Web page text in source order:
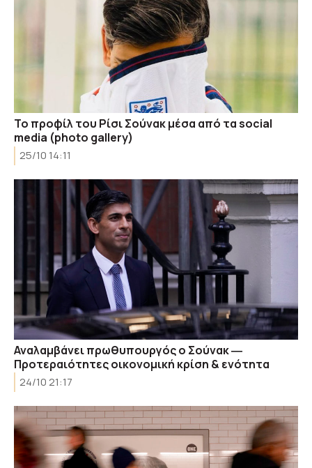
Το προφίλ του Ρίσι Σούνακ μέσα από τα social
media (photo gallery)
25/10 14:11
Αναλαμβάνει πρωθυπουργός o Σούνακ ―
Προτεραιότητες οικονομική κρίση & ενότητα
24/10 21:17